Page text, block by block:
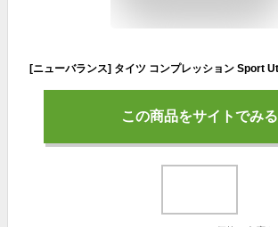
この商品をサイトでみる